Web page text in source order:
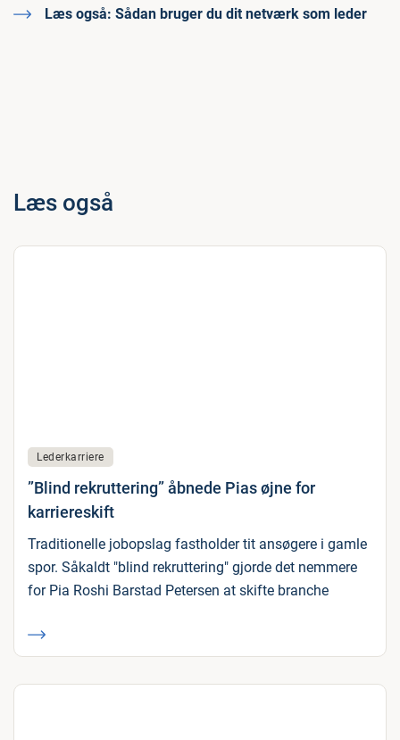
Læs også: Sådan bruger du dit netværk som leder
Læs også
Lederkarriere
”Blind rekruttering” åbnede Pias øjne for
karriereskift
Traditionelle jobopslag fastholder tit ansøgere i gamle
spor. Såkaldt "blind rekruttering" gjorde det nemmere
for Pia Roshi Barstad Petersen at skifte branche